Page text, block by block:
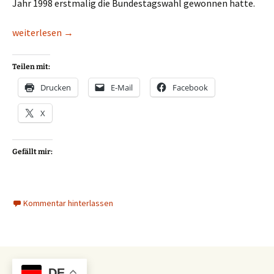
Jahr 1998 erstmalig die Bundestagswahl gewonnen hatte.
Der Effizienz-Schwindel mit Wärmepumpen (wie bei
weiterlesen →
Teilen mit:
Drucken E-Mail Facebook
X
Gefällt mir:
Kommentar hinterlassen